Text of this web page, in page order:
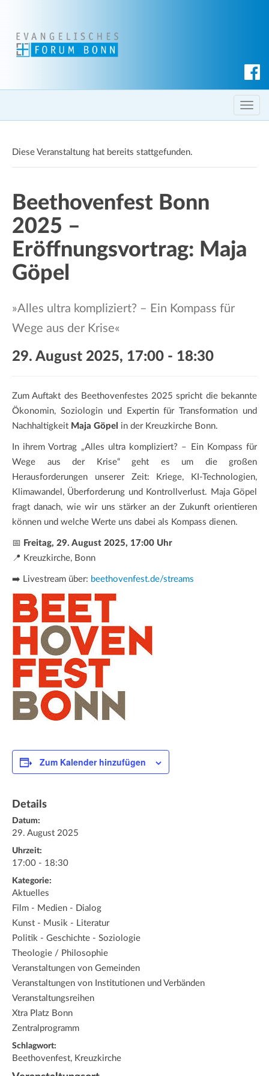
c
h T
o
l
Diese Veranstaltung hat bereits stattgefunden.
Beethovenfest Bonn
2025 –
Eröffnungsvortrag: Maja
Göpel
»Alles ultra kompliziert? – Ein Kompass für
Wege aus der Krise«
29. August 2025, 17:00 - 18:30
Zum Auftakt des Beethovenfestes 2025 spricht die bekannte
Ökonomin, Soziologin und Expertin für Transformation und
Nachhaltigkeit Maja Göpel in der Kreuzkirche Bonn.
In ihrem Vortrag „Alles ultra kompliziert? – Ein Kompass für
Wege aus der Krise“ geht es um die großen
Herausforderungen unserer Zeit: Kriege, KI-Technologien,
Klimawandel, Überforderung und Kontrollverlust. Maja Göpel
fragt danach, wie wir uns stärker an der Zukunft orientieren
können und welche Werte uns dabei als Kompass dienen.
📅 Freitag, 29. August 2025, 17:00 Uhr
📍 Kreuzkirche, Bonn
➡️ Livestream über: beethovenfest.de/streams
Zum Kalender hinzufügen
Details
Datum:
29. August 2025
Uhrzeit:
17:00 - 18:30
Kategorie:
Aktuelles
Film - Medien - Dialog
Kunst - Musik - Literatur
Politik - Geschichte - Soziologie
Theologie / Philosophie
Veranstaltungen von Gemeinden
Veranstaltungen von Institutionen und Verbänden
Veranstaltungsreihen
Xtra Platz Bonn
Zentralprogramm
Schlagwort:
Beethovenfest, Kreuzkirche